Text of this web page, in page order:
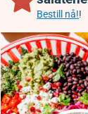
Bestill nå!!